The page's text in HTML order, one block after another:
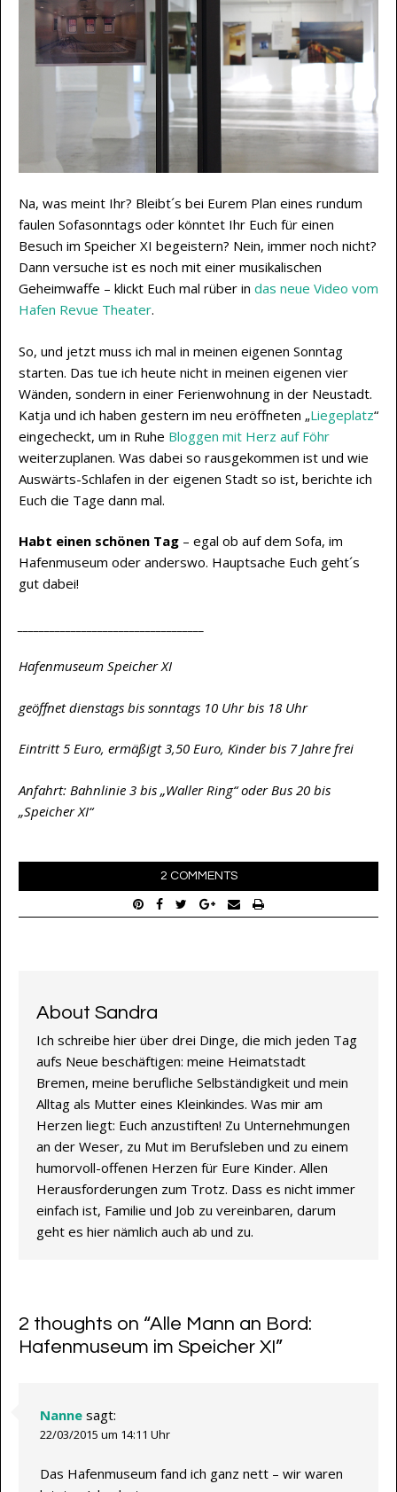
Na, was meint Ihr? Bleibt´s bei Eurem Plan eines rundum
faulen Sofasonntags oder könntet Ihr Euch für einen
Besuch im Speicher XI begeistern? Nein, immer noch nicht?
Dann versuche ist es noch mit einer musikalischen
Geheimwaffe – klickt Euch mal rüber in das neue Video vom
Hafen Revue Theater.
So, und jetzt muss ich mal in meinen eigenen Sonntag
starten. Das tue ich heute nicht in meinen eigenen vier
Wänden, sondern in einer Ferienwohnung in der Neustadt.
Katja und ich haben gestern im neu eröffneten „Liegeplatz“
eingecheckt, um in Ruhe Bloggen mit Herz auf Föhr
weiterzuplanen. Was dabei so rausgekommen ist und wie
Auswärts-Schlafen in der eigenen Stadt so ist, berichte ich
Euch die Tage dann mal.
Habt einen schönen Tag – egal ob auf dem Sofa, im
Hafenmuseum oder anderswo. Hauptsache Euch geht´s
gut dabei!
Hafenmuseum Speicher XI
geöffnet dienstags bis sonntags 10 Uhr bis 18 Uhr
Eintritt 5 Euro, ermäßigt 3,50 Euro, Kinder bis 7 Jahre frei
Anfahrt: Bahnlinie 3 bis „Waller Ring“ oder Bus 20 bis
„Speicher XI“
2 COMMENTS
About Sandra
Ich schreibe hier über drei Dinge, die mich jeden Tag
aufs Neue beschäftigen: meine Heimatstadt
Bremen, meine berufliche Selbständigkeit und mein
Alltag als Mutter eines Kleinkindes. Was mir am
Herzen liegt: Euch anzustiften! Zu Unternehmungen
an der Weser, zu Mut im Berufsleben und zu einem
humorvoll-offenen Herzen für Eure Kinder. Allen
Herausforderungen zum Trotz. Dass es nicht immer
einfach ist, Familie und Job zu vereinbaren, darum
geht es hier nämlich auch ab und zu.
2 thoughts on “Alle Mann an Bord:
Hafenmuseum im Speicher XI”
Nanne sagt:
22/03/2015 um 14:11 Uhr
Das Hafenmuseum fand ich ganz nett – wir waren